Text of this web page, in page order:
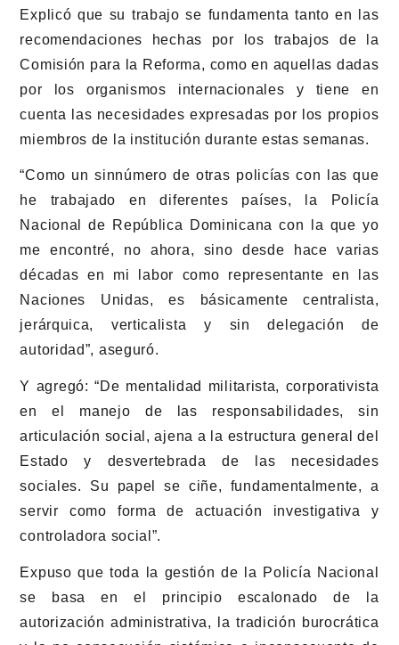
Explicó que su trabajo se fundamenta tanto en las
recomendaciones hechas por los trabajos de la
Comisión para la Reforma, como en aquellas dadas
por los organismos internacionales y tiene en
cuenta las necesidades expresadas por los propios
miembros de la institución durante estas semanas.
“Como un sinnúmero de otras policías con las que
he trabajado en diferentes países, la Policía
Nacional de República Dominicana con la que yo
me encontré, no ahora, sino desde hace varias
décadas en mi labor como representante en las
Naciones Unidas, es básicamente centralista,
jerárquica, verticalista y sin delegación de
autoridad”, aseguró.
Y agregó: “De mentalidad militarista, corporativista
en el manejo de las responsabilidades, sin
articulación social, ajena a la estructura general del
Estado y desvertebrada de las necesidades
sociales. Su papel se ciñe, fundamentalmente, a
servir como forma de actuación investigativa y
controladora social”.
Expuso que toda la gestión de la Policía Nacional
se basa en el principio escalonado de la
autorización administrativa, la tradición burocrática